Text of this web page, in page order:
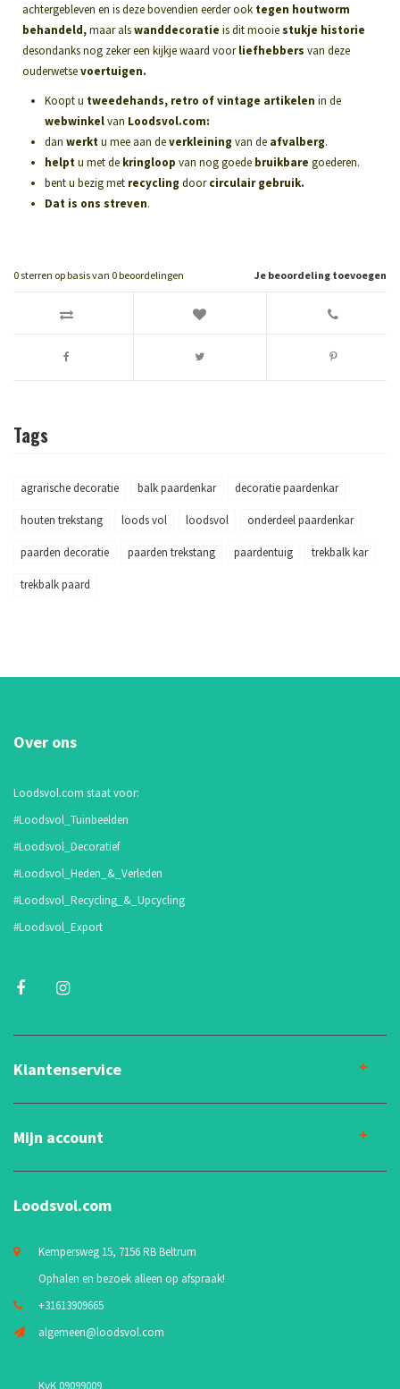
achtergebleven en is deze bovendien eerder ook tegen houtworm
behandeld,maar alswanddecoratie is dit mooiestukje historie
desondanks nog zeker een kijkje waard voorliefhebbers van deze
ouderwetsevoertuigen.
Koopt u tweedehands, retro of vintage artikelen in de
webwinkelvan Loodsvol.com:
dan werktu mee aan deverkleining van de afvalberg.
helptu met de kringloop van nog goede bruikbare goederen.
bent u bezig met recycling doorcirculair gebruik.
Dat is ons streven.
Je beoordeling toevoegen
0 sterren op basis van 0beoordelingen
Tags
agrarische decoratie balk paardenkar decoratie paardenkar
houten trekstang loods vol loodsvol onderdeel paardenkar
paarden decoratie paarden trekstang paardentuig trekbalk kar
trekbalk paard
Over ons
Loodsvol.com staat voor:
#Loodsvol_Tuinbeelden
#Loodsvol_Decoratief
#Loodsvol_Heden_&_Verleden
#Loodsvol_Recycling_&_Upcycling
#Loodsvol_Export
Klantenservice
Mijn account
Loodsvol.com
Kempersweg 15, 7156 RB Beltrum
Ophalen en bezoek alleen op afspraak!
+31613909665
algemeen@loodsvol.com
KvK 09099009